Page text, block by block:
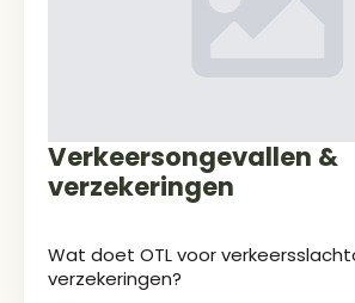
Verkeersongevallen &
verzekeringen
Wat doet OTL voor
verzekeringen?